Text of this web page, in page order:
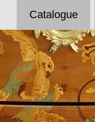
Catalogue